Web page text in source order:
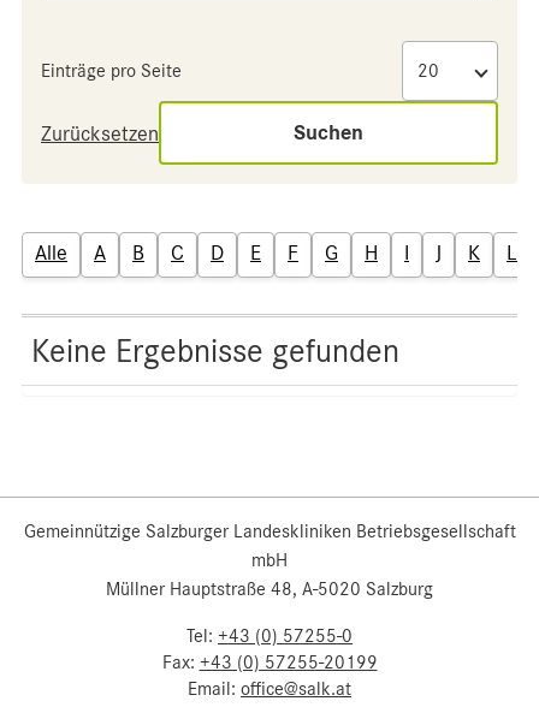
Einträge pro Seite
Zurücksetzen Suchen
Alle A B C D E F G H I J K L
Keine Ergebnisse gefunden
Gemeinnützige Salzburger Landeskliniken Betriebsgesellschaft
mbH
Müllner Hauptstraße 48, A-5020 Salzburg
Tel: +43 (0) 57255-0
Fax: +43 (0) 57255-20199
Email: office@salk.at